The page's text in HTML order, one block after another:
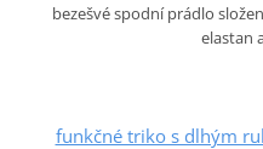
bezešvé spodní prádlo
elastan
funkčné triko s dlhým